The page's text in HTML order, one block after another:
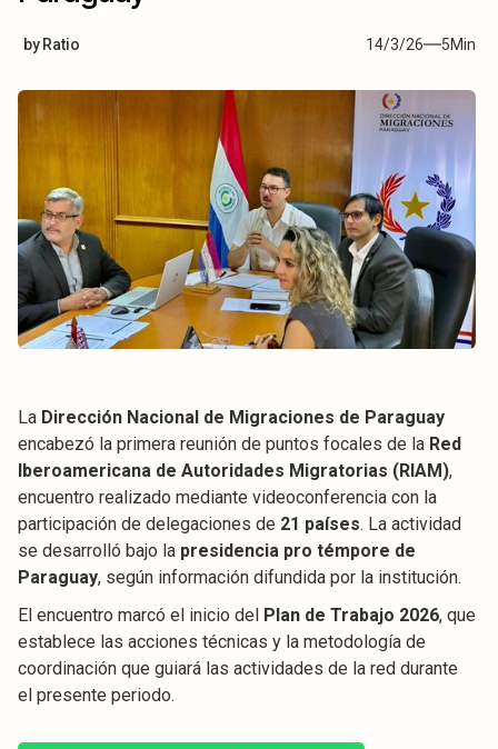
by Ratio 14/3/26 5Min
La Dirección Nacional de Migraciones de Paraguay
encabezó la primera reunión de puntos focales de la Red
Iberoamericana de Autoridades Migratorias (RIAM),
encuentro realizado mediante videoconferencia con la
participación de delegaciones de 21 países. La actividad
se desarrolló bajo la presidencia pro témpore de
Paraguay, según información difundida por la institución.
El encuentro marcó el inicio del Plan de Trabajo 2026, que
establece las acciones técnicas y la metodología de
coordinación que guiará las actividades de la red durante
el presente periodo.